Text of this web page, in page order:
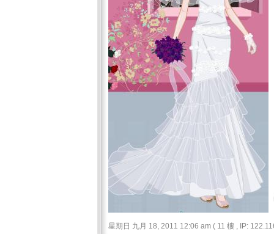
星期日 九月 18, 2011 12:06 am ( 11 樓 , IP: